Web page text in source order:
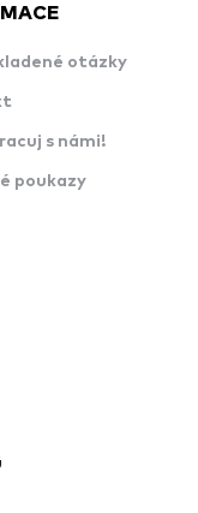
otázky
s námi!
poukazy